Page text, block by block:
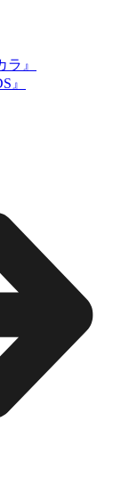
』
』